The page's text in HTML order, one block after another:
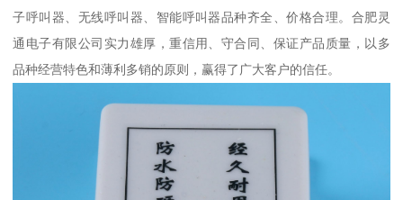
子呼叫器、无线呼叫器、智能呼叫器品种齐全、价格合理。合肥灵
通电子有限公司实力雄厚，重信用、守合同、保证产品质量，以多
品种经营特色和薄利多销的原则，赢得了广大客户的信任。